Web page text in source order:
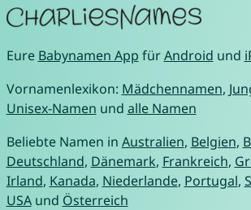
Eure Babynamen App fürAndroid und
Vornamenlexikon: Mädchennamen,
Unisex-Namen und alle Namen
Beliebte Namen in Australien, Belgien,
Deutschland, Dänemark, Frankreich,
Irland, Kanada, Niederlande, Portugal,
USAund Österreich